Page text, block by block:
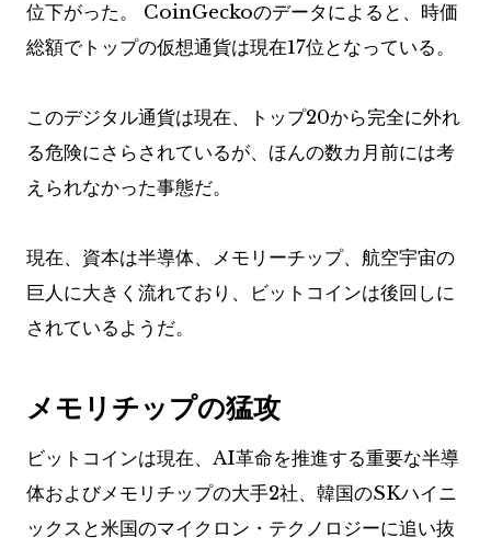
位下がった。 CoinGeckoのデータによると、時価
総額でトップの仮想通貨は現在17位となっている。
このデジタル通貨は現在、トップ20から完全に外れ
る危険にさらされているが、ほんの数カ月前には考
えられなかった事態だ。
現在、資本は半導体、メモリーチップ、航空宇宙の
巨人に大きく流れており、ビットコインは後回しに
されているようだ。
メモリチップの猛攻
ビットコインは現在、AI革命を推進する重要な半導
体およびメモリチップの大手2社、韓国のSKハイニ
ックスと米国のマイクロン・テクノロジーに追い抜